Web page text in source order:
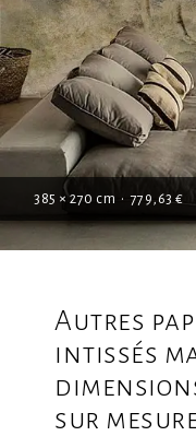
385 × 270 cm • 779,63 €
Autres
intissés
sur